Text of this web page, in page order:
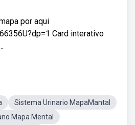
por aqui
Card interativo
Sistema Urinario MapaMantal
Mapa Mental